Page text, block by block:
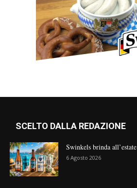
SCELTO DALLA REDAZIONE
Swinkels brinda all’estate
6 Agosto 2026